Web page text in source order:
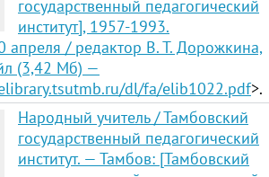
государственный педагогический
институт], 1957-1993.
/ редактор В. Т. Дорожкина,
(3,42 Мб) —
dl/fa/elib1022.pdf>.
Народный учитель / Тамбовский
государственный педагогический
институт. — Тамбов: [Тамбовский